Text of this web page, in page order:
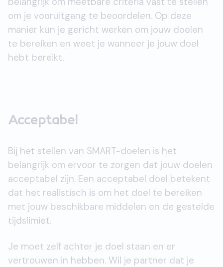
om je vooruitgang te beoordelen. Op deze
manier kun je gericht werken om jouw doelen
te bereiken en weet je wanneer je jouw doel
hebt bereikt.
Acceptabel
Bij het stellen van SMART-doelen is het
belangrijk om ervoor te zorgen dat jouw doelen
acceptabel zijn. Een acceptabel doel betekent
dat het realistisch is om het doel te bereiken
met jouw beschikbare middelen en de gestelde
tijdslimiet.
Je moet zelf achter je doel staan en er
vertrouwen in hebben. Wil je partner dat je